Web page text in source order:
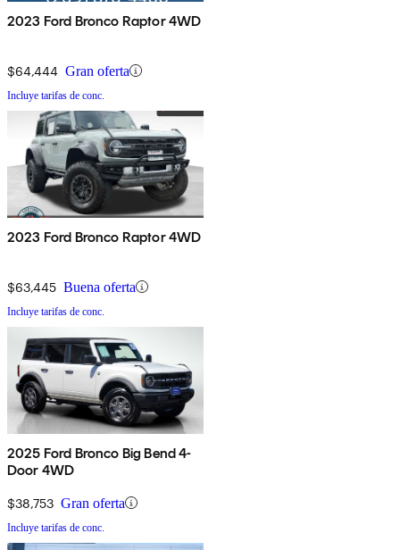
2023 Ford Bronco Raptor 4WD
$64,444 Gran oferta
Incluye tarifas de conc.
2023 Ford Bronco Raptor 4WD
$63,445 Buena oferta
Incluye tarifas de conc.
2025 Ford Bronco Big Bend 4-
Door 4WD
$38,753 Gran oferta
Incluye tarifas de conc.